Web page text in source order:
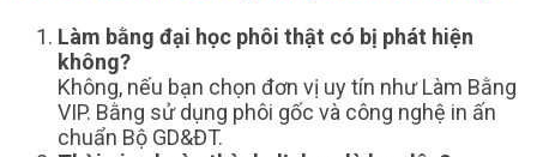
Làm bằng đại học phôi thật có bị phát hiện
không?
Không, nếu bạn chọn đơn vị uy tín như Làm Bằng
VIP. Bằng sử dụng phôi gốc và công nghệ in ấn
chuẩn Bộ GD&ĐT.